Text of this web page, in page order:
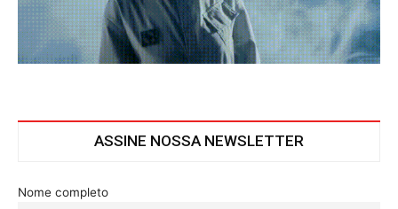
ASSINE NOSSA NEWSLETTER
Nome completo